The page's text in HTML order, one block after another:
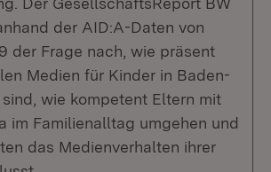
der AID:A-Daten von
der Frage nach, wie präsent
Medien für Kinder in Baden-
wie kompetent Eltern mit
im Familienalltag umgehen und
das Medienverhalten ihrer